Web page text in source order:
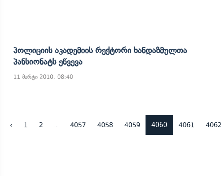
Პოლიციის Აკადემიის Რექტორი Ხანდაზმულთა
Პანსიონატს Ეწვევა
11 მარტი 2010, 08:40
‹ 1 2 4057 4058 4059 4060 4061 4062